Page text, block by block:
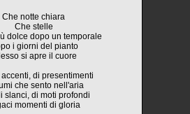
Che notte chiara
Che stelle
dolce dopo un temporale
i giorni del pianto
si apre il cuore
di presentimenti
che sento nell'aria
slanci, di moti profondi
momenti di gloria